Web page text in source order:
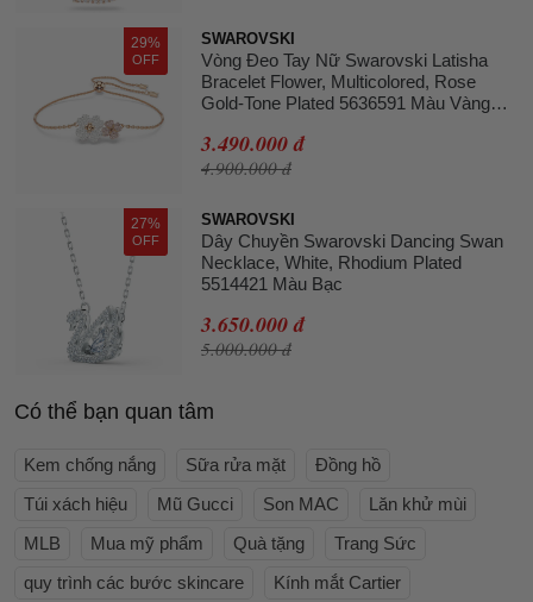
29%
OFF
SWAROVSKI
Vòng Đeo Tay Nữ Swarovski Latisha
Bracelet Flower, Multicolored, Rose
Gold-Tone Plated 5636591 Màu Vàng
3.490.000 đ
4.900.000 đ
27%
OFF
SWAROVSKI
Dây Chuyền Swarovski Dancing Swan
Necklace, White, Rhodium Plated
5514421 Màu Bạc
3.650.000 đ
5.000.000 đ
Có thể bạn quan tâm
Kem chống nắng Sữa rửa mặt
Đồng hồ
Túi xách hiệu
Mũ Gucci Son MAC
Lăn khử mùi
MLB
Mua mỹ phẩm Quà tặng
Trang Sức
quy trình các bước skincare
Kính mắt Cartier